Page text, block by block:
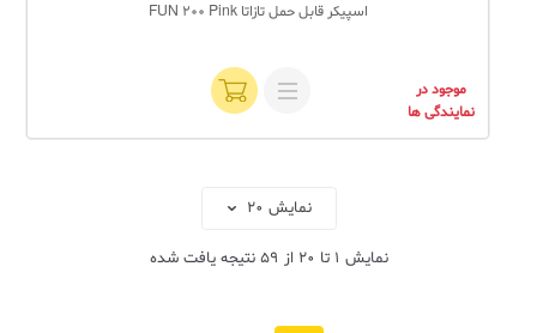
اسپیکر قابل حمل تازاتا FUN 200 Pink
موجود در
نمایندگی ها
نمایش 1 تا 20 از 59 نتیجه یافت شده